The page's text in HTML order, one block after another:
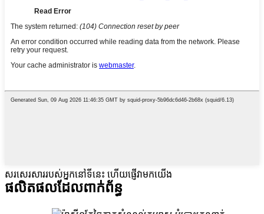
សរសេរសាររបស់អ្នកនៅទីនេះ ហើយផ្ញើវាមកយើង
ផលិតផលដែលពាក់ព័ន្ធ